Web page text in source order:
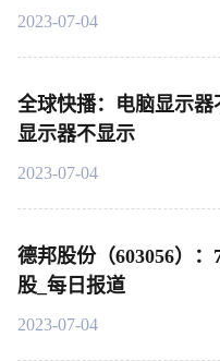
品牌的中高端车型-每日
2023-07-04
全球快播：电脑显示
显示器不显示
2023-07-04
德邦股份（603056）
股_每日报道
2023-07-04